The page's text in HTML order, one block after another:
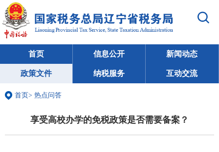
首页 信息公开 新闻动态
政策文件 纳税服务 互动交流
首页> 热点问答
享受高校办学的免税政策是否需要备案？